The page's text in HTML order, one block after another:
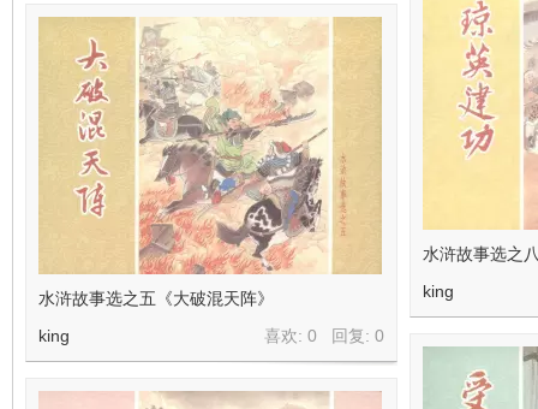
水浒故事选之
king
水浒故事选之五《大破混天阵》
喜欢: 0 回复: 0
king